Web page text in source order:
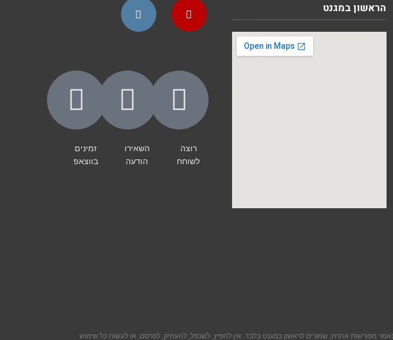
הראשון במגנט
רוצה
לשוחח
השאירו
הודעה
זמינים
בווצאפ
מפורשות אחרת, שמורים לראשון במגנט בלבד. אין להפיץ, לשכפל, להעתיק, לפרסם, או לעשות כל שימוש